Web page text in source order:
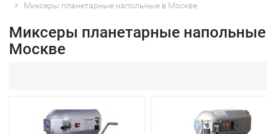
Миксеры планетарные напольные в Москве
Миксеры планетарные
Москве